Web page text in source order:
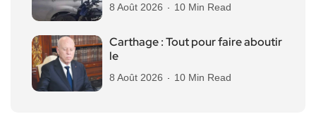
8 Août 2026 10 Min Read
Carthage : Tout pour faire aboutir
le
8 Août 2026 10 Min Read